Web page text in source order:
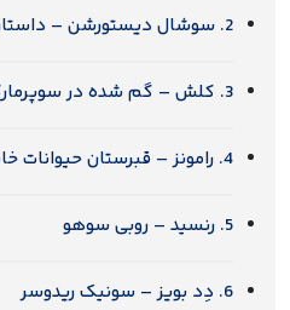
2. سوشال دیستورشن – داستان زندگی من
3. کلش – گم شده در سوپرمارکت
4. رامونز – قبرستان حیوانات خانگی
5. رنسید – روبی سوهو
6. دِد بویز – سونیک ریدوسر